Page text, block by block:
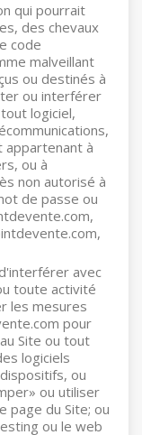
qui pourrait
des chevaux
code
malveillant
ou destinés à
ou interférer
logiciel,
appartenant à
ou à
non autorisé à
de passe ou
avec
toute activité
les mesures
pour
Site ou tout
logiciels
ou
ou utiliser
page du Site; ou
ou le web